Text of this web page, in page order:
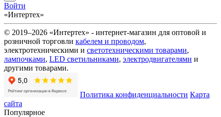
Войти
«Интертех»
© 2019–2026 «Интертех» - интернет-магазин для оптовой и
розничной торговли кабелем и проводом,
электротехническими и светотехническими товарами,
лампочками, LED светильниками, электродвигателями и
другими товарами.
Политика конфиденциальности Карта
сайта
Популярное